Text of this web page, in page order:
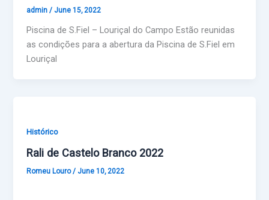
admin/ June 15, 2022
Piscina de S.Fiel – Louriçal do Campo Estão reunidas
as condições para a abertura da Piscina de S.Fiel em
Louriçal
Histórico
Rali de Castelo Branco 2022
Romeu Louro/ June 10, 2022